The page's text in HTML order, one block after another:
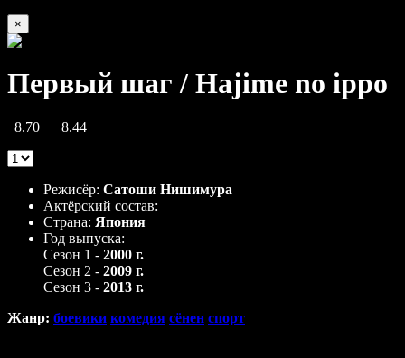
×
Первый шаг / Hajime no ippo
8.70
8.44
Режисёр: Сатоши Нишимура
Актёрский состав:
Страна: Япония
Год выпуска:
Сезон 1 - 2000 г.
Сезон 2 - 2009 г.
Сезон 3 - 2013 г.
Жанр: боевики комедия сёнен спорт